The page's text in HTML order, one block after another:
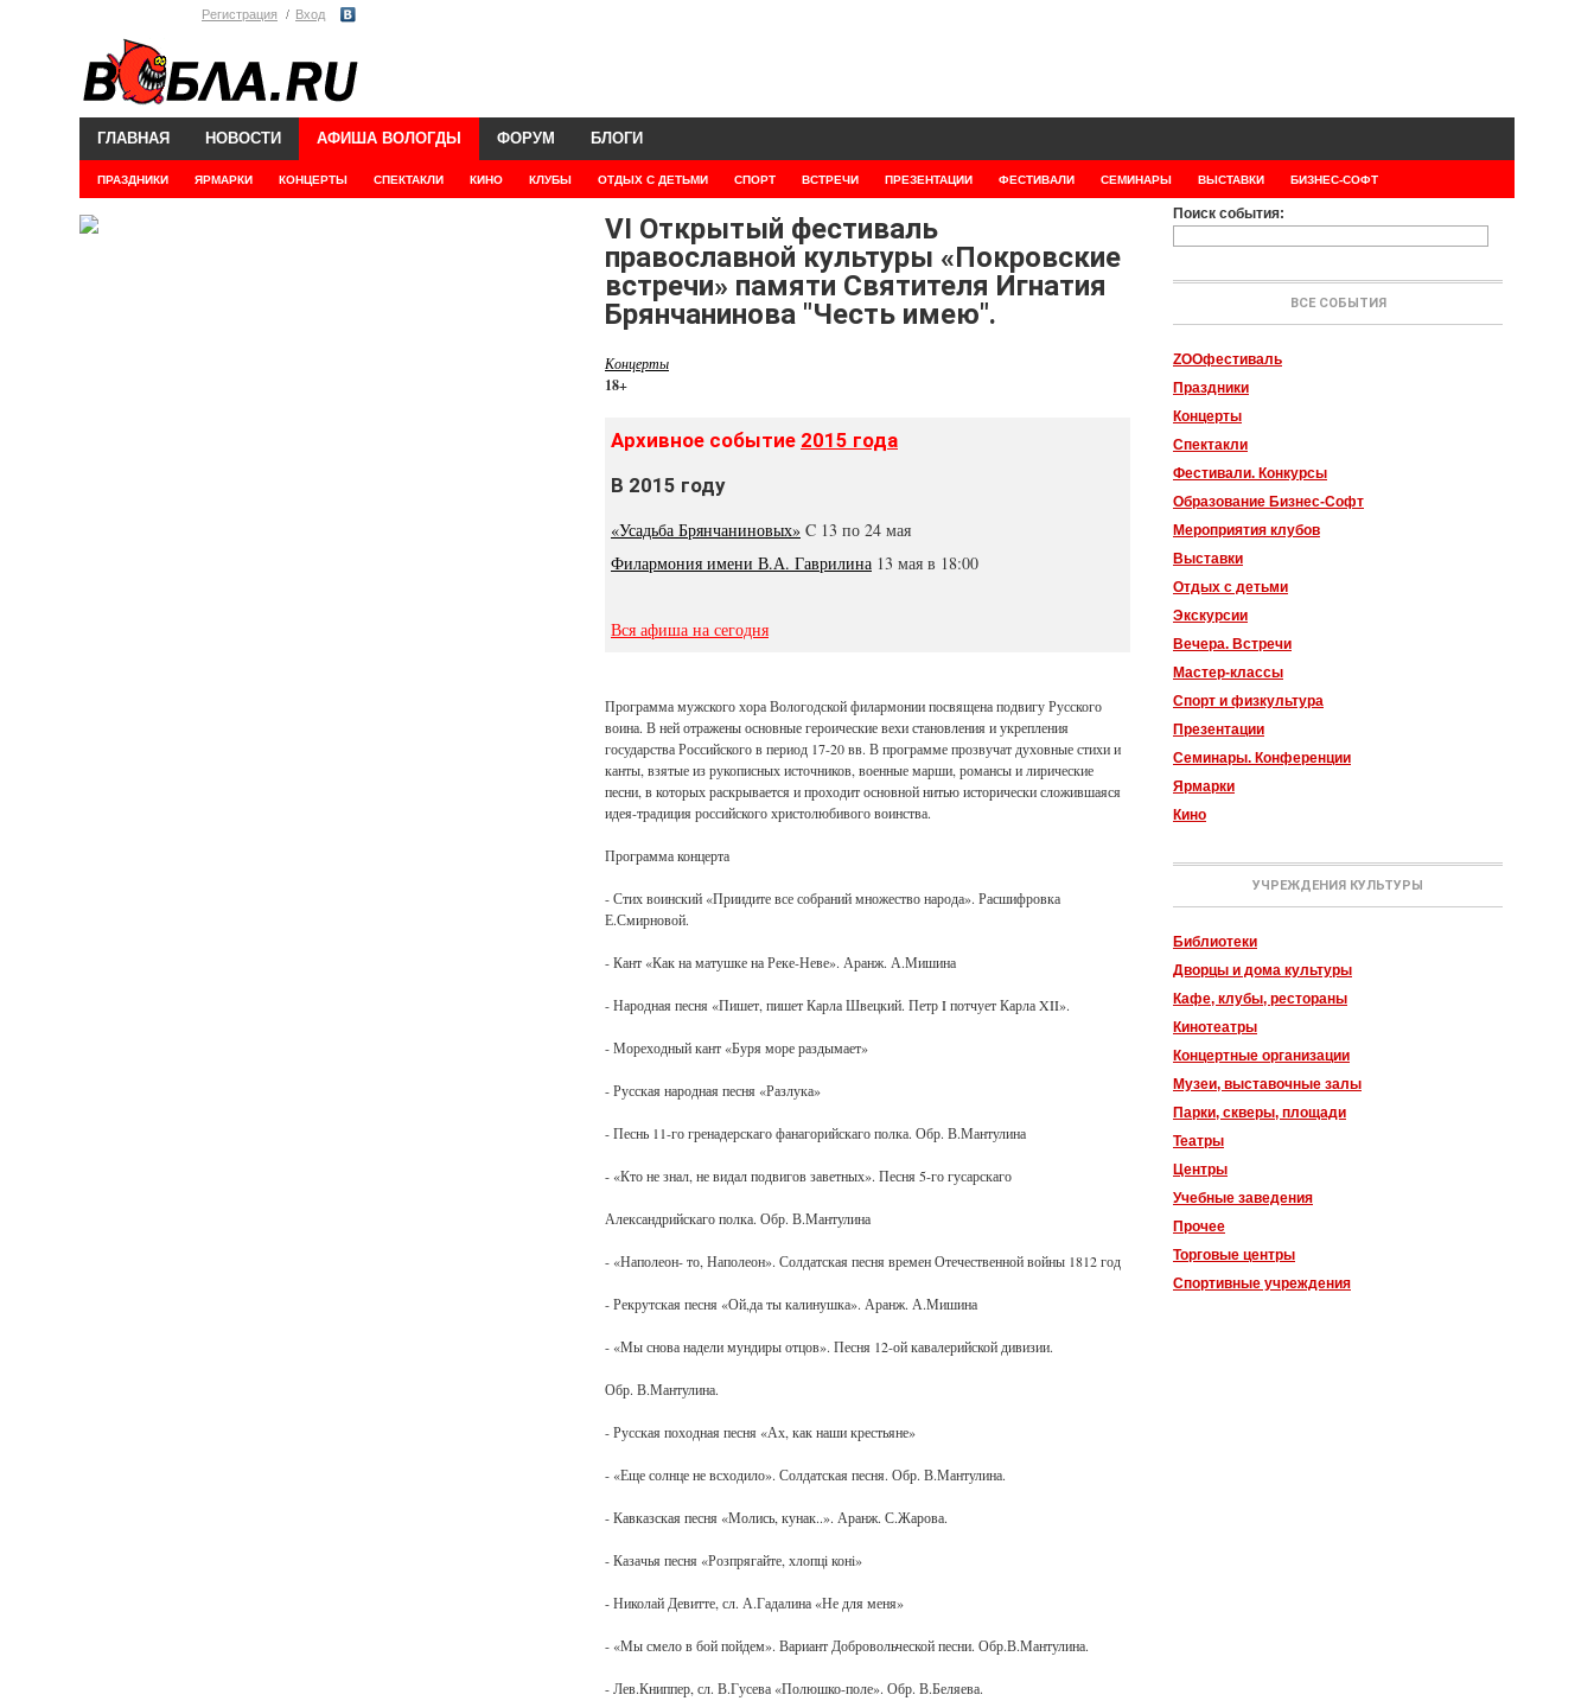
Регистрация Вход
ГЛАВНАЯ НОВОСТИ АФИША ВОЛОГДЫ
ПРАЗДНИКИ ЯРМАРКИ КОНЦЕРТЫ СПЕКТАКЛИ КИНО КЛУБЫ ОТДЫХ С ДЕТЬМИ СПОРТ ВСТРЕЧИ ПРЕЗЕНТАЦИИ ФЕСТИВАЛИ СЕМИНАРЫ ВЫСТАВКИ БИЗНЕС-СОФТ
ФОРУМ БЛОГИ
VI Открытый фестиваль
православной культуры «Покровские
встречи» памяти Святителя Игнатия
Брянчанинова "Честь имею".
Концерты
18+
Архивное событие 2015 года
В 2015 году
«Усадьба Брянчаниновых» C 13 по 24 мая
Филармония имени В.А. Гаврилина 13 мая в 18:00
Вся афиша на сегодня
Программа мужского хора Вологодской филармонии посвящена подвигу Русского
воина. В ней отражены основные героические вехи становления и укрепления
государства Российского в период 17-20 вв. В программе прозвучат духовные стихи и
канты, взятые из рукописных источников, военные марши, романсы и лирические
песни, в которых раскрывается и проходит основной нитью исторически сложившаяся
идея-традиция российского христолюбивого воинства.
Программа концерта
- Стих воинский «Приидите все собраний множество народа». Расшифровка
Е.Смирновой.
- Кант «Как на матушке на Реке-Неве». Аранж. А.Мишина
- Народная песня «Пишет, пишет Карла Швецкий. Петр I потчует Карла XII».
- Мореходный кант «Буря море раздымает»
- Русская народная песня «Разлука»
- Песнь 11-го гренадерскаго фанагорийскаго полка. Обр. В.Мантулина
- «Кто не знал, не видал подвигов заветных». Песня 5-го гусарскаго
Александрийскаго полка. Обр. В.Мантулина
- «Наполеон- то, Наполеон». Солдатская песня времен Отечественной войны 1812 год
- Рекрутская песня «Ой,да ты калинушка». Аранж. А.Мишина
- «Мы снова надели мундиры отцов». Песня 12-ой кавалерийской дивизии.
Обр. В.Мантулина.
- Русская походная песня «Ах, как наши крестьяне»
- «Еще солнце не всходило». Солдатская песня. Обр. В.Мантулина.
- Кавказская песня «Молись, кунак..». Аранж. С.Жарова.
- Казачья песня «Розпрягайте, хлопцi конi»
- Николай Девитте, сл. А.Гадалина «Не для меня»
- «Мы смело в бой пойдем». Вариант Добровольческой песни. Обр.В.Мантулина.
- Лев.Книппер, сл. В.Гусева «Полюшко-поле». Обр. В.Беляева.
Поиск события:
ВСЕ СОБЫТИЯ
ZOOфестиваль
Праздники
Концерты
Спектакли
Фестивали. Конкурсы
Образование Бизнес-Софт
Мероприятия клубов
Выставки
Отдых с детьми
Экскурсии
Вечера. Встречи
Мастер-классы
Спорт и физкультура
Презентации
Семинары. Конференции
Ярмарки
Кино
УЧРЕЖДЕНИЯ КУЛЬТУРЫ
Библиотеки
Дворцы и дома культуры
Кафе, клубы, рестораны
Кинотеатры
Концертные организации
Музеи, выставочные залы
Парки, скверы, площади
Театры
Центры
Учебные заведения
Прочее
Торговые центры
Спортивные учреждения